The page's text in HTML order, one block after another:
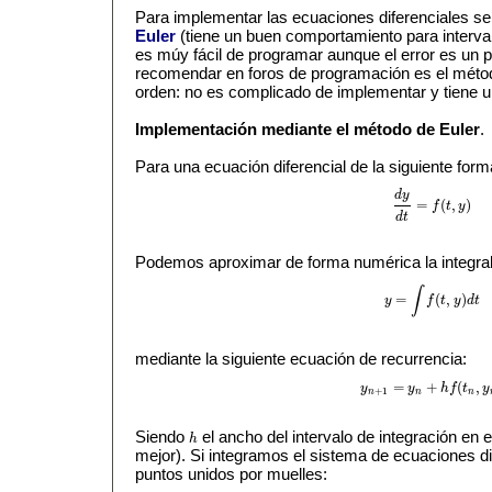
Para implementar las ecuaciones diferenciales
Euler (tiene un buen comportamiento para
es múy fácil de programar aunque el error es un
recomendar en foros de programación es el
orden: no es complicado de implementar y tiene
Implementación mediante el método de Euler.
Para una ecuación diferencial de la siguiente
dy
dt
= f(t, y)
d dt f(t,y )
Podemos aproximar de forma numérica la
y = ∫ f(t, y)dt
y =∫ (t,y)dt
mediante la siguiente ecuación de recurrencia:
yn+1 = yn + hf(tn , y
y n+1=y n+hf(tn,yn )
Siendo h
h el ancho del intervalo de integración en
mejor). Si integramos el sistema de ecuaciones
puntos unidos por muelles: